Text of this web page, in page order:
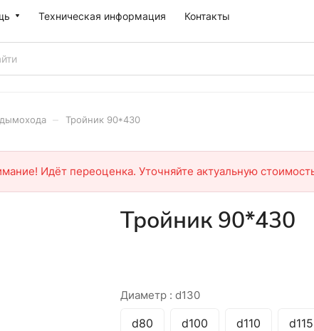
Техническая информация Контакты
Тройник 90*430
Идёт переоценка. Уточняйте актуальную
Тройник 90*430
Диаметр : d130
d80 d100 d110 d115